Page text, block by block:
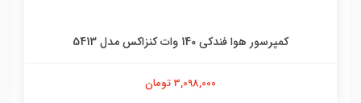
کمپرسور هوا فندکی 140 وات کنزاکس مدل 5413
3,098,000 تومان